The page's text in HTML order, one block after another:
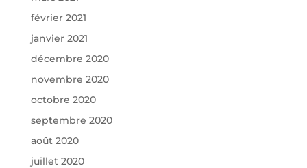
février 2021
janvier 2021
décembre 2020
novembre 2020
octobre 2020
septembre 2020
août 2020
juillet 2020